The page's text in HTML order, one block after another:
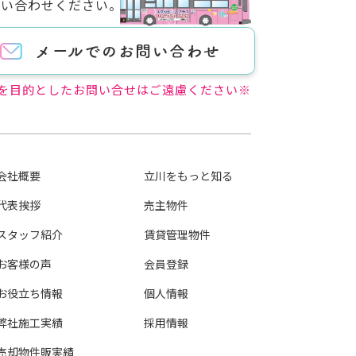
合わせください。
目的としたお問い合せはご遠慮ください※
社概要
表挨拶
タッフ紹介
客様の声
役立ち情報
社施工実績
却物件販実績
立川をもっと知る
売主物件
賃貸管理物件
会員登録
個人情報
採用情報